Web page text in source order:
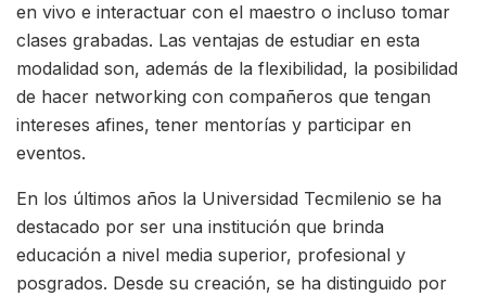
en vivo e interactuar con el maestro o incluso tomar
clases grabadas. Las ventajas de estudiar en esta
modalidad son, además de la flexibilidad, la posibilidad
de hacer networking con compañeros que tengan
intereses afines, tener mentorías y participar en
eventos.
En los últimos años la Universidad Tecmilenio se ha
destacado por ser una institución que brinda
educación a nivel media superior, profesional y
posgrados. Desde su creación, se ha distinguido por